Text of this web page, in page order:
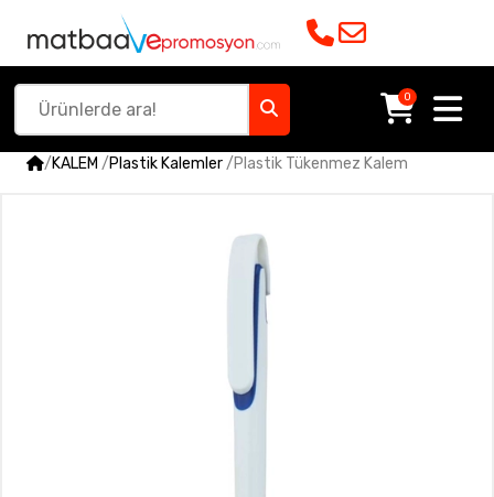
0
/KALEM /Plastik Kalemler/Plastik Tükenmez Kalem